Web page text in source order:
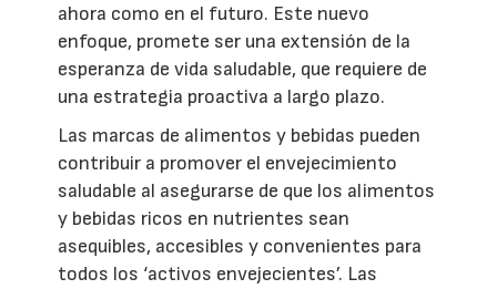
ahora como en el futuro. Este nuevo
enfoque, promete ser una extensión de la
esperanza de vida saludable, que requiere de
una estrategia proactiva a largo plazo.
Las marcas de alimentos y bebidas pueden
contribuir a promover el envejecimiento
saludable al asegurarse de que los alimentos
y bebidas ricos en nutrientes sean
asequibles, accesibles y convenientes para
todos los ‘activos envejecientes’. Las